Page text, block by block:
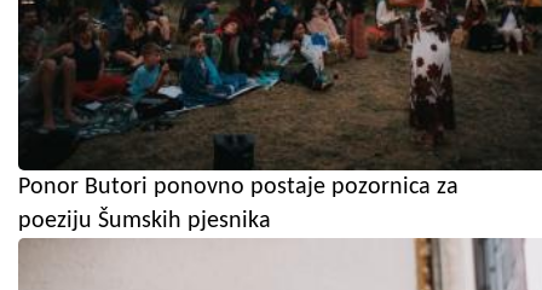
Ponor Butori ponovno postaje pozornica za
poeziju Šumskih pjesnika